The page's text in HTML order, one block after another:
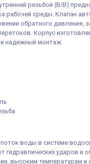
резьбой (В/В)
рабочей среды. Клапан
обратного
Корпус
надежный монтаж.
воды в системе
гидравлических ударов и
высоким температурам и